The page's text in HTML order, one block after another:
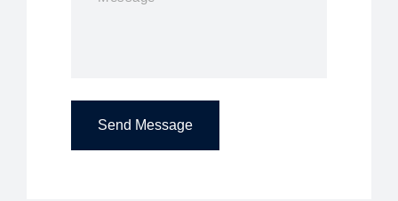
Send Message